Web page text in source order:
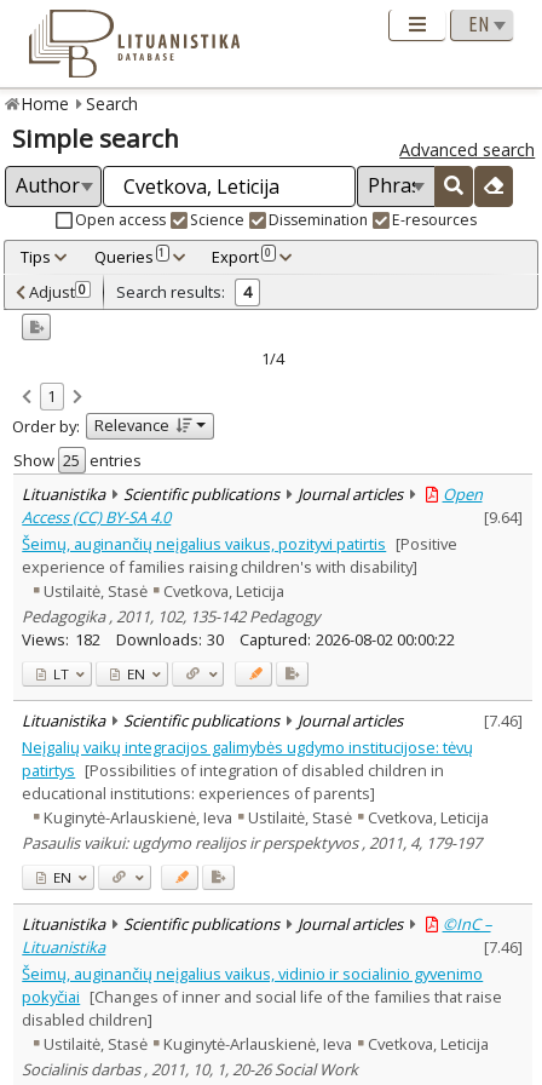
Home Search
Simple search Advanced search
Open access Science Dissemination E-resources
Tips Queries 1 Export 0
Adjusted by criteria 0
Year
Refine
Open access
Scientific publications 4
Document Type:
Journal articles 4
Subject area:
Education 1
Psychology 1
Sociology 2
Text language
Country of publication
Historical periods
Subject
Journal
Adjust 0 Search results: 4
1/4
1
Order by:
Relevance
Show
entries
Lituanistika
Scientific publications Journal articles
Open
Access (CC) BY-SA 4.0
[9.64]
Šeimų, auginančių neįgalius vaikus, pozityvi patirtis [Positive
experience of families raising children's with disability]
Ustilaitė, Stasė
Cvetkova, Leticija
Pedagogika , 2011, 102, 135-142 Pedagogy
Views: 182 Downloads: 30 Captured: 2026-08-02 00:00:22
LT EN
Lituanistika Scientific publications Journal articles [7.46]
Neįgalių vaikų integracijos galimybės ugdymo institucijose: tėvų
patirtys [Possibilities of integration of disabled children in
educational institutions: experiences of parents]
Kuginytė-Arlauskienė, Ieva
Ustilaitė, Stasė
Cvetkova, Leticija
Pasaulis vaikui: ugdymo realijos ir perspektyvos , 2011, 4, 179-197
EN
Lituanistika Scientific publications Journal articles
©InC –
Lituanistika
[7.46]
Šeimų, auginančių neįgalius vaikus, vidinio ir socialinio gyvenimo
pokyčiai [Changes of inner and social life of the families that raise
disabled children]
Ustilaitė, Stasė
Kuginytė-Arlauskienė, Ieva
Cvetkova, Leticija
Socialinis darbas , 2011, 10, 1, 20-26 Social Work